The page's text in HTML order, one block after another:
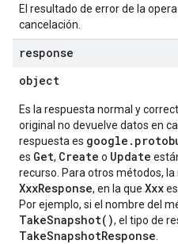
El resultado de error de la
cancelación.
response
object
Es la respuesta normal y
original no devuelve datos en
respuesta es
es Get, Create o Update
recurso. Para otros métodos,
XxxResponse, en la que Xxx
Por ejemplo, si el nombre del
TakeSnapshot(), el tipo de
TakeSnapshotResponse